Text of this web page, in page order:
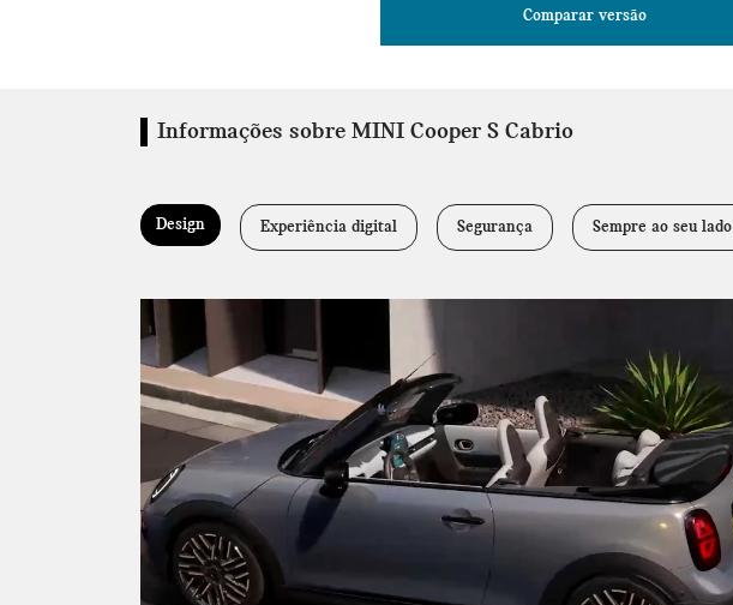
Comparar versão
Informações sobre MINI Cooper S Cabrio
Design Experiência digital Segurança Sempre ao seu lado